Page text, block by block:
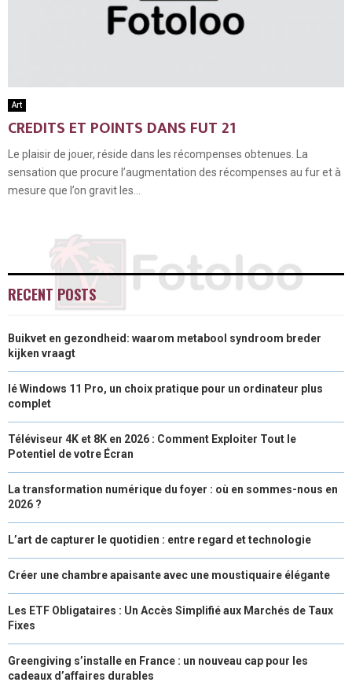
Art
CREDITS ET POINTS DANS FUT 21
Le plaisir de jouer, réside dans les récompenses obtenues. La
sensation que procure l’augmentation des récompenses au fur et à
mesure que l’on gravit les...
RECENT POSTS
Buikvet en gezondheid: waarom metabool syndroom breder
kijken vraagt
lé Windows 11 Pro, un choix pratique pour un ordinateur plus
complet
Téléviseur 4K et 8K en 2026 : Comment Exploiter Tout le
Potentiel de votre Écran
La transformation numérique du foyer : où en sommes-nous en
2026 ?
L’art de capturer le quotidien : entre regard et technologie
Créer une chambre apaisante avec une moustiquaire élégante
Les ETF Obligataires : Un Accès Simplifié aux Marchés de Taux
Fixes
Greengiving s’installe en France : un nouveau cap pour les
cadeaux d’affaires durables